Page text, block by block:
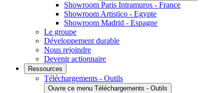
Showroom Paris Intramuros - France
Showroom Artistico - Egypte
Showroom Madrid - Espagne
Le groupe
Développement durable
Nous rejoindre
Devenir actionnaire
Ressources
Téléchargements - Outils
Ouvre ce menu Téléchargements - Outils